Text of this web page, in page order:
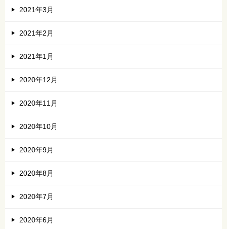
2021年3月
2021年2月
2021年1月
2020年12月
2020年11月
2020年10月
2020年9月
2020年8月
2020年7月
2020年6月